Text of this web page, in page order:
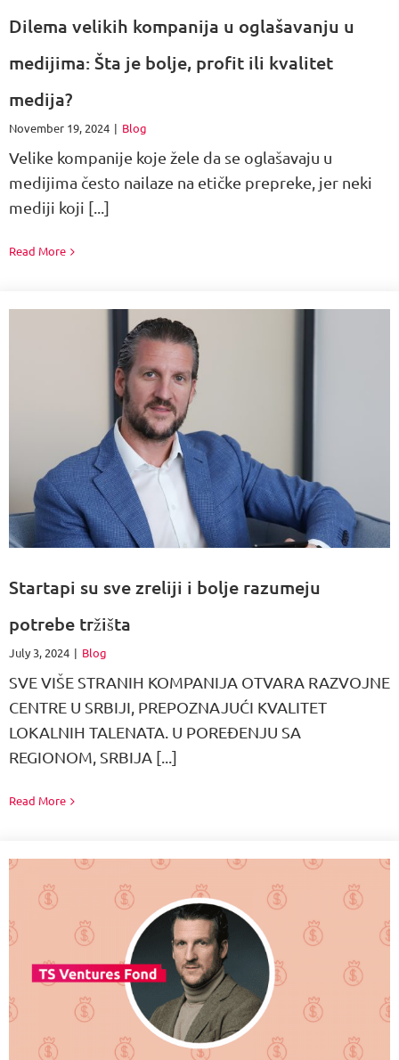
Dilema velikih kompanija u oglašavanju u
medijima: Šta je bolje, profit ili kvalitet
medija?
November 19, 2024 | Blog
Velike kompanije koje žele da se oglašavaju u
medijima često nailaze na etičke prepreke, jer neki
mediji koji [...]
Read More
Startapi su sve zreliji i bolje razumeju
potrebe tržišta
July 3, 2024 | Blog
SVE VIŠE STRANIH KOMPANIJA OTVARA RAZVOJNE
CENTRE U SRBIJI, PREPOZNAJUĆI KVALITET
LOKALNIH TALENATA. U POREĐENJU SA
REGIONOM, SRBIJA [...]
Read More